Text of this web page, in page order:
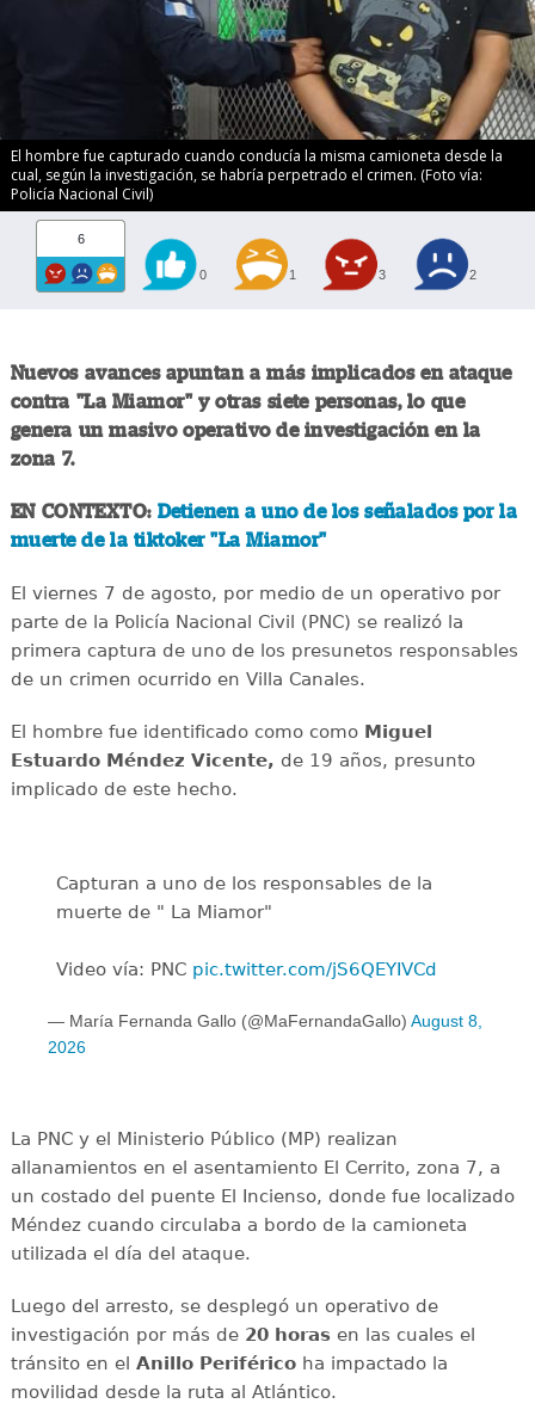
El hombre fue capturado cuando conducía la misma camioneta desde la
cual, según la investigación, se habría perpetrado el crimen. (Foto vía:
Policía Nacional Civil)
6
0 1 3 2
Nuevos avances apuntan a más implicados en ataque
contra "La Miamor" y otras siete personas, lo que
genera un masivo operativo de investigación en la
zona 7.
EN CONTEXTO: Detienen a uno de los señalados por la
muerte de la tiktoker "La Miamor"
El viernes 7 de agosto, por medio de un operativo por
parte de la Policía Nacional Civil (PNC) se realizó la
primera captura de uno de los presunetos responsables
de un crimen ocurrido en Villa Canales.
El hombre fue identificado como comoMiguel
Estuardo Méndez Vicente, de 19 años, presunto
implicado de este hecho.
Capturan a uno de los responsables de la
muerte de " La Miamor"
Video vía: PNC pic.twitter.com/jS6QEYIVCd
— María Fernanda Gallo (@MaFernandaGallo) August 8,
2026
La PNC y el Ministerio Público (MP) realizan
allanamientos en el asentamiento El Cerrito, zona 7, a
un costado del puente El Incienso, donde fue localizado
Méndez cuando circulaba a bordo de la camioneta
utilizada el día del ataque.
Luego del arresto, se desplegó un operativo de
investigación por más de 20 horasen las cuales el
tránsito en el Anillo Periféricoha impactado la
movilidad desde la ruta al Atlántico.